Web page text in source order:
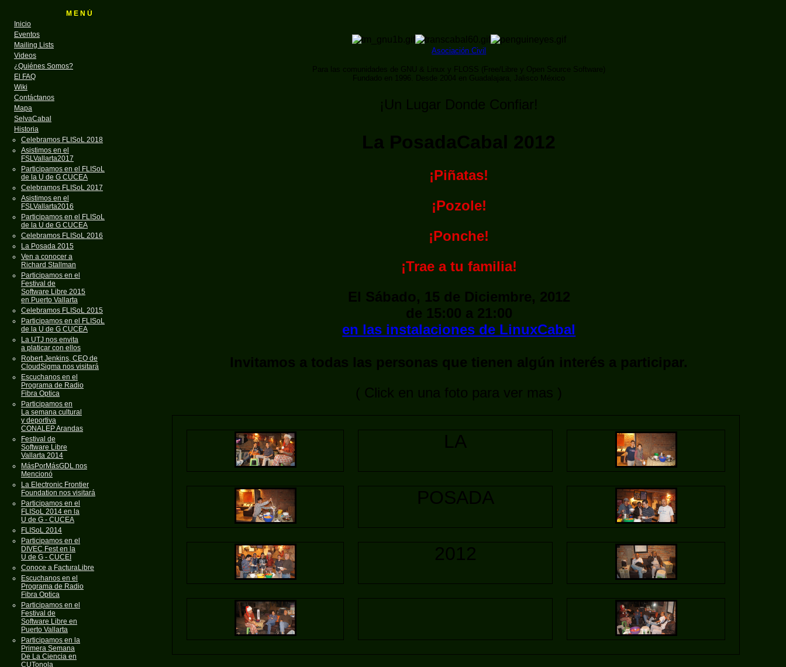
M E N Ú
Inicio
Eventos
Mailing Lists
Videos
¿Quiénes Somos?
El FAQ
Wiki
Contáctanos
Mapa
SelvaCabal
Historia
Celebramos FLISoL 2018
Asistimos en el
FSLVallarta2017
Participamos en el FLISoL
de la U de G CUCEA
Celebramos FLISoL 2017
Asistimos en el
FSLVallarta2016
Participamos en el FLISoL
de la U de G CUCEA
Celebramos FLISoL 2016
La Posada 2015
Ven a conocer a
Richard Stallman
Participamos en el
Festival de
Software Libre 2015
en Puerto Vallarta
Celebramos FLISoL 2015
Participamos en el FLISoL
de la U de G CUCEA
La UTJ nos envita
a platicar con ellos
Robert Jenkins, CEO de
CloudSigma nos visitará
Escuchanos en el
Programa de Radio
Fibra Optica
Participamos en
La semana cultural
y deportiva
CONALEP Arandas
Festival de
Software Libre
Vallarta 2014
MásPorMásGDL nos
Mencionó
La Electronic Frontier
Foundation nos visitará
Participamos en el
FLISoL 2014 en la
U de G - CUCEA
FLISoL 2014
Participamos en el
DIVEC Fest en la
U de G - CUCEI
Conoce a FacturaLibre
Escuchanos en el
Programa de Radio
Fibra Optica
Participamos en el
Festival de
Software Libre en
Puerto Vallarta
Participamos en la
Primera Semana
De La Ciencia en
CUTonola
Asociación Civil
Para las comunidades de GNU & Linux y FLOSS (Free/Libre y Open Source Software)
Fundado en 1996. Desde 2004 en Guadalajara, Jalisco México
¡Un Lugar Donde Confiar!
La PosadaCabal 2012
¡Piñatas!
¡Pozole!
¡Ponche!
¡Trae a tu familia!
El Sábado, 15 de Diciembre, 2012
de 15:00 a 21:00
en las instalaciones de LinuxCabal
Invitamos a todas las personas que tienen algún interés a participar.
( Click en una foto para ver mas )
LA
POSADA
2012